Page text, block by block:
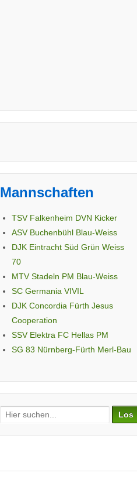
Mannschaften
TSV Falkenheim DVN Kicker
ASV Buchenbühl Blau-Weiss
DJK Eintracht Süd Grün Weiss
70
MTV Stadeln PM Blau-Weiss
SC Germania VIVIL
DJK Concordia Fürth Jesus
Cooperation
SSV Elektra FC Hellas PM
SG 83 Nürnberg-Fürth Merl-Bau
Search